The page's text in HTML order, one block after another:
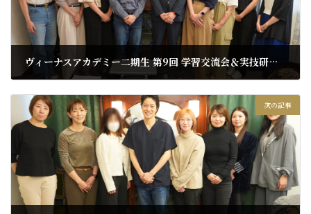
ヴィーナスアカデミー二期生 第9回 学習交流会＆実技研修を開催しました
次の記事